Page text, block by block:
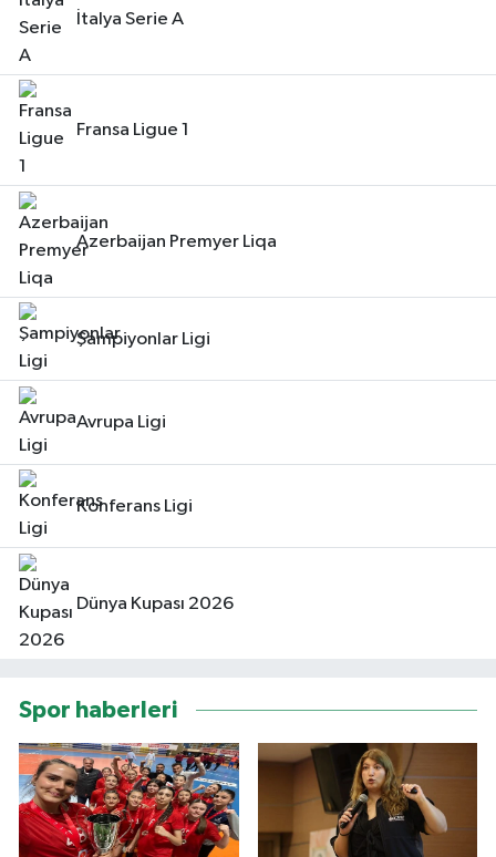
İtalya Serie A
Fransa Ligue 1
Azerbaijan Premyer Liqa
Şampiyonlar Ligi
Avrupa Ligi
Konferans Ligi
Dünya Kupası 2026
Spor haberleri